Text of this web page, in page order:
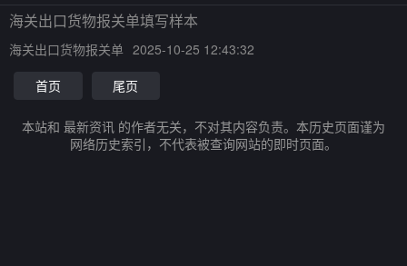
海关出口货物报关单填写样本
海关出口货物报关单 2025-10-25 12:43:32
首页
尾页
本站和 最新资讯 的作者无关，不对其内容负责。本历史页面谨为
网络历史索引，不代表被查询网站的即时页面。